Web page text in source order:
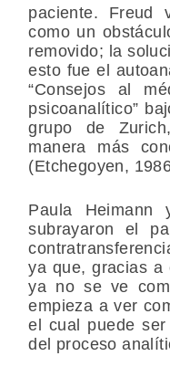
paciente. Freud
como un
removido; la
esto fue el
“Consejos al
psicoanalítico”
grupo de
manera más
(Etchegoyen,
Paula
subrayaron el
ya que, gracias a
ya no se ve
empieza a ver
el cual puede
del proceso